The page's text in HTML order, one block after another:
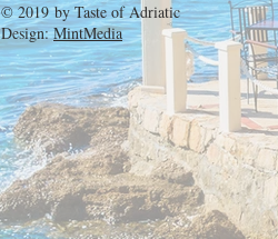
© 2019 byTaste of Adriatic
Design:MintMedia